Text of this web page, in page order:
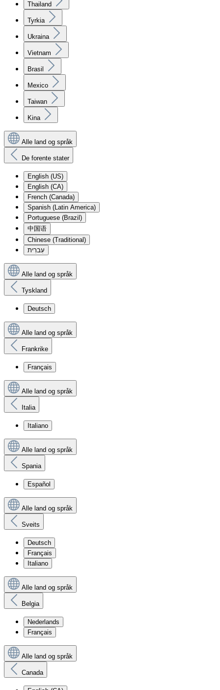
Thailand
Tyrkia
Ukraina
Vietnam
Brasil
Mexico
Taiwan
Kina
Alle land og språk
De forente stater
English (US)
English (CA)
French (Canada)
Spanish (Latin America)
Portuguese (Brazil)
中国语
Chinese (Traditional)
עִברִית
Alle land og språk
Tyskland
Deutsch
Alle land og språk
Frankrike
Français
Alle land og språk
Italia
Italiano
Alle land og språk
Spania
Español
Alle land og språk
Sveits
Deutsch
Français
Italiano
Alle land og språk
Belgia
Nederlands
Français
Alle land og språk
Canada